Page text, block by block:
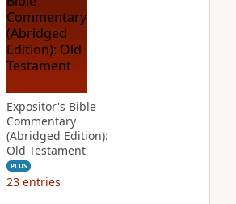
Expositor's Bible
Commentary
(Abridged Edition):
Old Testament
PLUS
23 entries